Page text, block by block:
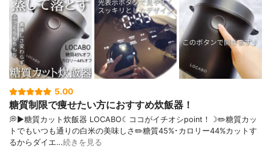
5.00
糖質制限で痩せたい方におすすめ炊飯器！
💭▶️糖質カット炊飯器 LOCABO☾ココがイチオシpoint！☽✏️糖質カッ
トでもいつも通りの白米の美味しさ✏️糖質45%･カロリー44%カットす
るからダイエ…続きを見る